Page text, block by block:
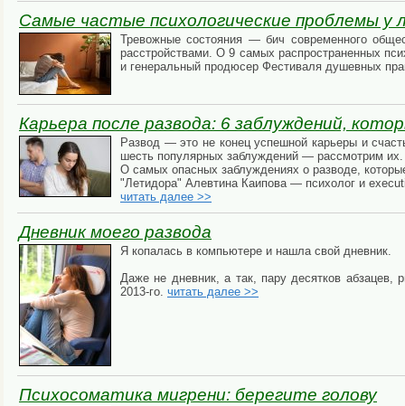
Самые частые психологические проблемы у
Тревожные состояния — бич современного
расстройствами. О 9 самых распространенных
и генеральный продюсер Фестиваля душевных
Карьера после развода: 6 заблуждений,
Развод — это не конец успешной карьеры и
шесть популярных заблуждений — рассмотрим
О самых опасных заблуждениях о разводе,
"Летидора" Алевтина Каипова — психолог и
читать далее >>
Дневник моего развода
Я копалась в компьютере и нашла свой дневник.
Даже не дневник, а так, пару десятков абзацев,
2013-го. читать далее >>
Психосоматика мигрени: берегите голову